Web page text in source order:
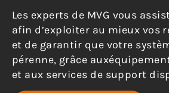
Les experts de MVG vous
afin d’exploiter au mieux vos
et de garantir que votre
pérenne, grâce
et aux services de support